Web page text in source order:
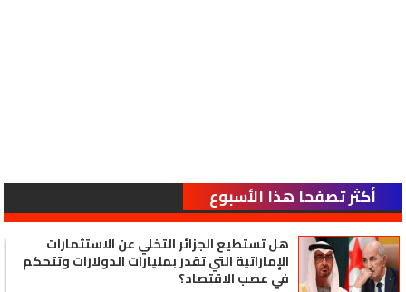
أكثر تصفحا هذا الأسبوع
هل تستطيع الجزائر التخلي عن الاستثمارات
الإماراتية التي تقدر بمليارات الدولارات وتتحكم
في عصب الاقتصاد؟